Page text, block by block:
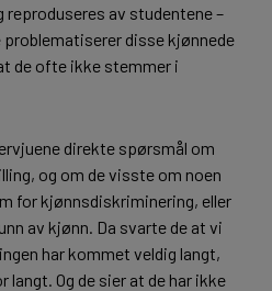
reproduseres av studentene –
disse kjønnede
de ofte ikke stemmer i
direkte spørsmål om
og om de visste om noen
for kjønnsdiskriminering, eller
av kjønn. Da svarte de at vi
har kommet veldig langt,
Og de sier at de har ikke